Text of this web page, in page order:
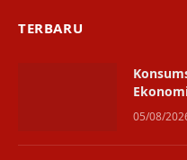
TERBARU
05/08/